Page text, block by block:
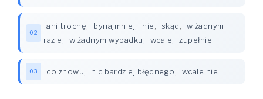
02
ani trochę, bynajmniej, nie, skąd,
w żadnym
razie, w żadnym wypadku, wcale, zupełnie
03 co znowu, nic bardziej błędnego, wcale nie